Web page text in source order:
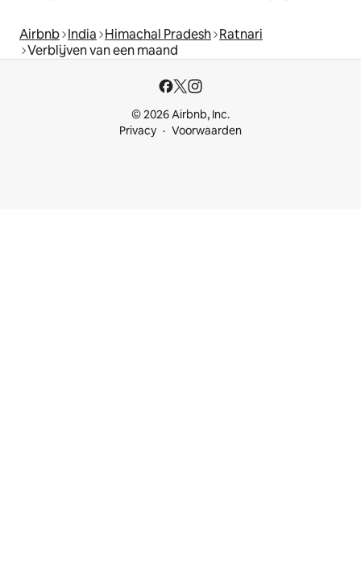
Airbnb India Himachal Pradesh Ratnari
Verblijven van een maand
© 2026 Airbnb, Inc.
Privacy
Voorwaarden